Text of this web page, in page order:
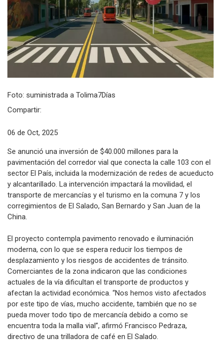
Foto: suministrada a Tolima7Días
Compartir:
06 de Oct, 2025
Se anunció una inversión de $40.000 millones para la
pavimentación del corredor vial que conecta la calle 103 con el
sector El País, incluida la modernización de redes de acueducto
y alcantarillado. La intervención impactará la movilidad, el
transporte de mercancías y el turismo en la comuna 7 y los
corregimientos de El Salado, San Bernardo y San Juan de la
China.
El proyecto contempla pavimento renovado e iluminación
moderna, con lo que se espera reducir los tiempos de
desplazamiento y los riesgos de accidentes de tránsito.
Comerciantes de la zona indicaron que las condiciones
actuales de la vía dificultan el transporte de productos y
afectan la actividad económica. “Nos hemos visto afectados
por este tipo de vías, mucho accidente, también que no se
pueda mover todo tipo de mercancía debido a como se
encuentra toda la malla vial”, afirmó Francisco Pedraza,
directivo de una trilladora de café en El Salado.